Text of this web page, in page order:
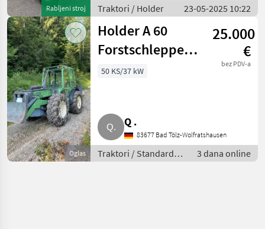
Rabljeni stroj
31.10.2008 Ausstattung:
Motor: Kubota 4-Zylinder
Traktori / Holder 23-05-2025 10:22
Oglas
Holder A 60
Forstschlepper,
Forsttraktor,
25.000
€
bez PDV-a
50 KS/37 kW
Q .
83677 Bad Tölz-Wolfratshausen
Traktori / Standardni
traktori (traktori
3 dana online